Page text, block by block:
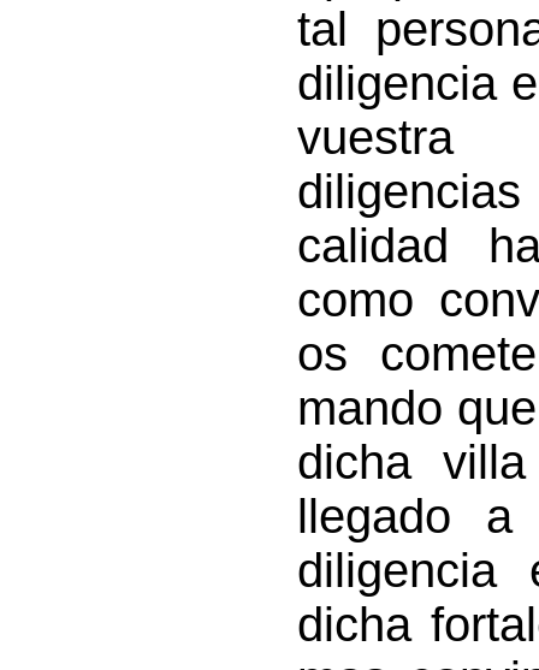
tal
diligencia
vuestra
calidad
como
os
mando
dicha
llegado
diligencia
dicha